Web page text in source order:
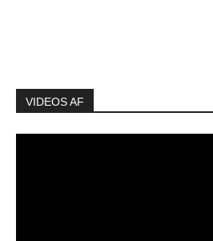
VIDEOS AF